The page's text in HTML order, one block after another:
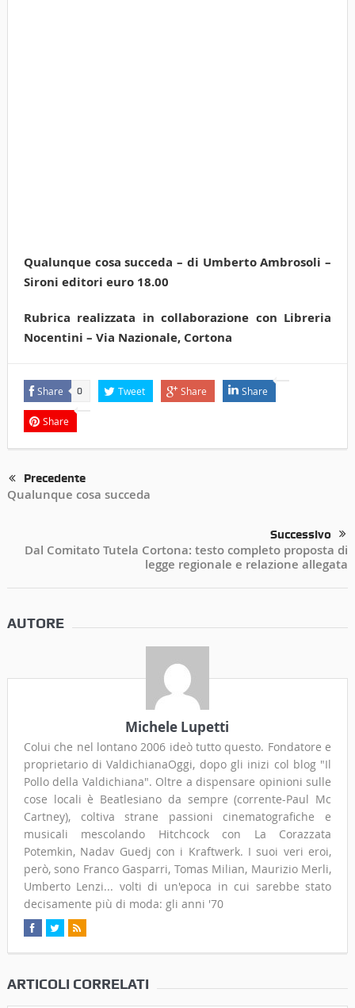
Qualunque cosa succeda – di Umberto Ambrosoli –
Sironi editori euro 18.00
Rubrica realizzata in collaborazione con Libreria
Nocentini – Via Nazionale, Cortona
Share 0 Tweet Share Share
Share
Precedente
Qualunque cosa succeda
Successivo
Dal Comitato Tutela Cortona: testo completo proposta di
legge regionale e relazione allegata
AUTORE
Michele Lupetti
Colui che nel lontano 2006 ideò tutto questo. Fondatore e
proprietario di ValdichianaOggi, dopo gli inizi col blog "Il
Pollo della Valdichiana". Oltre a dispensare opinioni sulle
cose locali è Beatlesiano da sempre (corrente-Paul Mc
Cartney), coltiva strane passioni cinematografiche e
musicali mescolando Hitchcock con La Corazzata
Potemkin, Nadav Guedj con i Kraftwerk. I suoi veri eroi,
però, sono Franco Gasparri, Tomas Milian, Maurizio Merli,
Umberto Lenzi... volti di un'epoca in cui sarebbe stato
decisamente più di moda: gli anni '70
ARTICOLI CORRELATI